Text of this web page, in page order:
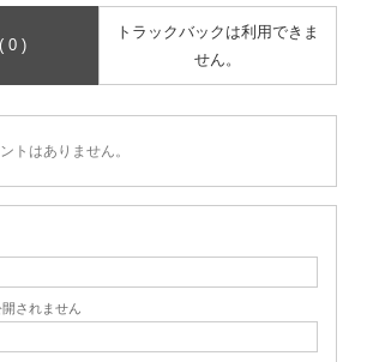
0 )
トラックバックは利用できま
せん。
トはありません。
されません